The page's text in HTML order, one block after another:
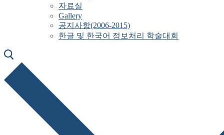
자료실
Gallery
공지사항(2006-2015)
한글 및 한국어 정보처리 학술대회